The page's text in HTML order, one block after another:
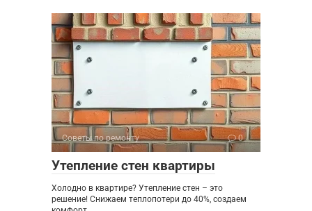
Советы по ремонту 0
Утепление стен квартиры
Холодно в квартире? Утепление стен – это
решение! Снижаем теплопотери до 40%, создаем